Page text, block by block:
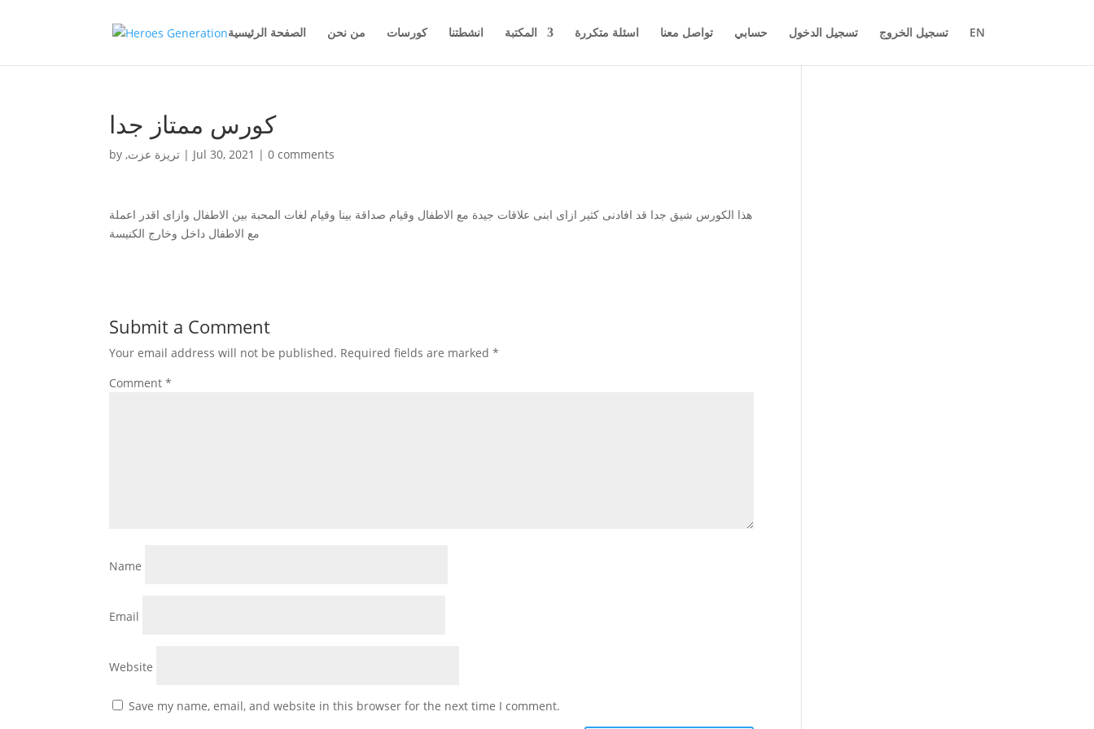
الصفحة الرئيسية من نحن كورسات انشطتنا المكتبة اسئلة متكررة تواصل معنا حسابي تسجيل الدخول تسجيل الخروج EN
كورس ممتاز جدا
by,تريزة عزت | Jul 30, 2021 |0 comments
هذا الكورس شيق جدا قد افادنى كثير ازاى ابنى علاقات جيدة مع الاطفال وقيام صداقة بينا وقيام لغات المحبة بين الاطفال وازاى اقدر اعملة
مع الاطفال داخل وخارج الكنيسة
Submit a Comment
Your email address will not be published. Required fields are marked*
Comment*
Name
Email
Website
Save my name, email, and website in this browser for the next time I comment.